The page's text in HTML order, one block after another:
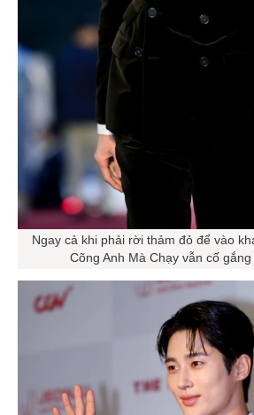
Ngay cả khi phải rời thảm đỏ để vào
Cõng Anh Mà Chạy vẫn cố